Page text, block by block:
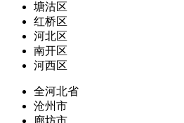
塘沽区
红桥区
河北区
南开区
河西区
全河北省
沧州市
廊坊市